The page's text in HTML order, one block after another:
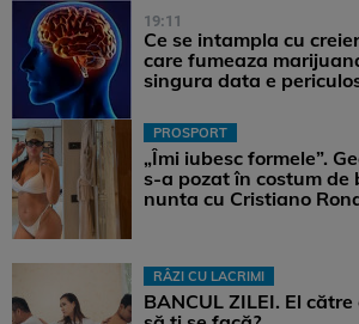
19:11
Ce se intampla cu
care fumeaza
singura data e
PROSPORT
„Îmi iubesc formele”.
s-a pozat în costum de
nunta cu Cristiano
RÂZI CU LACRIMI
BANCUL ZILEI. El